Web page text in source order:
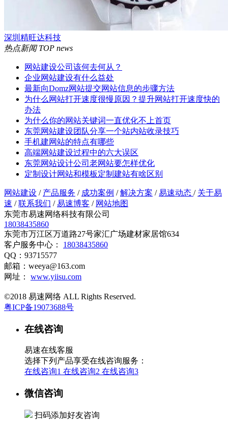
深圳精旺达科技
热点新闻TOP news
网站建设公司该何去何从？
企业网站建设有什么益处
最新向Domz网站提交网站信息的步骤方法
为什么网站打开速度很慢原因？提升网站打开速度快的
办法
为什么你的网站关键词一直优化不上首页
东莞网站建设团队分享一个站内站收录技巧
手机建网站的特点有哪些
高端网站建设过程中的六大误区
东莞网站设计公司老网站要怎样优化
定制设计网站和模板定制建站有啥区别
网站建设 / 产品服务 / 成功案例 / 解决方案 / 易速动态 / 关于易
速 / 联系我们 / 易速博客 / 网站地图
东莞市易速网络科技有限公司
18038435860
东莞市万江区万道路27号家汇广场建材家居馆634
客户服务中心： 18038435860
QQ：93715577
邮箱：weeya@163.com
网址： www.yiisu.com
©2018 易速网络 ALL Rights Reserved.
粤ICP备19073688号
在线咨询
易速在线客服
选择下列产品享受在线咨询服务：
在线咨询1 在线咨询2 在线咨询3
微信咨询
扫码添加好友咨询